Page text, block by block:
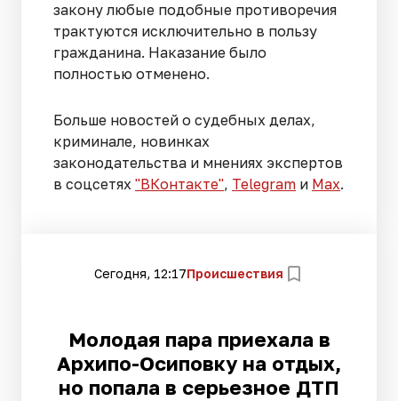
закону любые подобные противоречия
трактуются исключительно в пользу
гражданина. Наказание было
полностью отменено.
Больше новостей о судебных делах,
криминале, новинках
законодательства и мнениях экспертов
в соцсетях "ВКонтакте", Telegram и Max.
Сегодня, 12:17Происшествия
Молодая пара приехала в
Архипо-Осиповку на отдых,
но попала в серьезное ДТП